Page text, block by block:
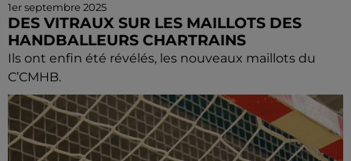
1er septembre 2025
DES VITRAUX SUR LES MAILLOTS DES
HANDBALLEURS CHARTRAINS
Ils ont enfin été révélés, les nouveaux maillots du
C’CMHB.